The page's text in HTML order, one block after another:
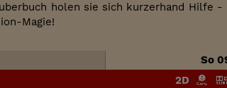
holen sie sich kurzerhand
Magie!
So
2D